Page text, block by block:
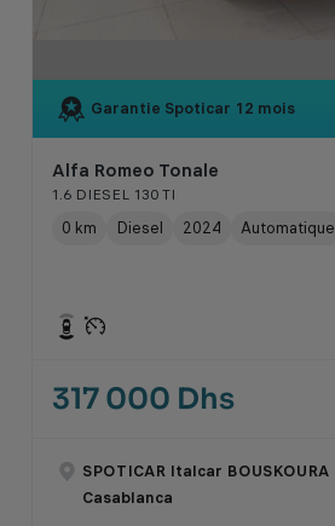
Garantie Spoticar 12 mois
Alfa Romeo Tonale
1.6 DIESEL 130 TI
0 km Diesel 2024 Automatique
317 000 Dhs
SPOTICAR Italcar BOUSKOURA
Casablanca